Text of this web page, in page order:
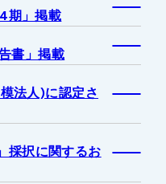
期」掲載
書」掲載
法人)に認定さ
択に関するお